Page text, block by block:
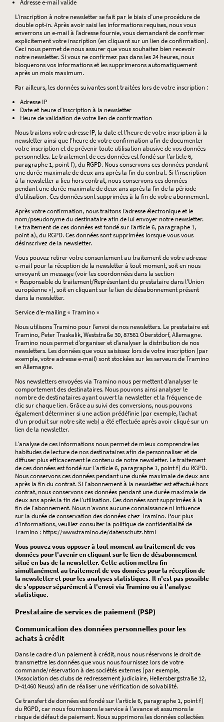
Adresse e-mail valide
L’inscription à notre newsletter se fait par le biais d’une procédure de
double opt-in. Après avoir saisi les informations requises, nous vous
enverrons un e-mail à l’adresse fournie, vous demandant de confirmer
explicitement votre inscription (en cliquant sur un lien de confirmation).
Ceci nous permet de nous assurer que vous souhaitez bien recevoir
notre newsletter. Si vous ne confirmez pas dans les 24 heures, nous
bloquerons vos informations et les supprimerons automatiquement
après un mois maximum.
Par ailleurs, les données suivantes sont traitées lors de votre inscription :
Adresse IP
Date et heure d’inscription à la newsletter
Heure de validation de votre lien de confirmation
Nous traitons votre adresse IP, la date et l’heure de votre inscription à la
newsletter ainsi que l’heure de votre confirmation afin de documenter
votre inscription et de prévenir toute utilisation abusive de vos données
personnelles. Le traitement de ces données est fondé sur l’article 6,
paragraphe 1, point f), du RGPD. Nous conservons ces données pendant
une durée maximale de deux ans après la fin du contrat. Si l’inscription
à la newsletter a lieu hors contrat, nous conservons ces données
pendant une durée maximale de deux ans après la fin de la période
d’utilisation. Ces données sont supprimées à la fin de votre abonnement.
Après votre confirmation, nous traitons l’adresse électronique et le
nom/pseudonyme du destinataire afin de lui envoyer notre newsletter.
Le traitement de ces données est fondé sur l’article 6, paragraphe 1,
point a), du RGPD. Ces données sont supprimées lorsque vous vous
désinscrivez de la newsletter.
Vous pouvez retirer votre consentement au traitement de votre adresse
e-mail pour la réception de la newsletter à tout moment, soit en nous
envoyant un message (voir les coordonnées dans la section
« Responsable du traitement/Représentant du prestataire dans l’Union
européenne »), soit en cliquant sur le lien de désabonnement présent
dans la newsletter.
Service d’e-mailing « Tramino »
Nous utilisons Tramino pour l’envoi de nos newsletters. Le prestataire est
Tramino, Peter Traskalik, Weststraße 30, 87561 Oberstdorf, Allemagne.
Tramino nous permet d’organiser et d’analyser la distribution de nos
newsletters. Les données que vous saisissez lors de votre inscription (par
exemple, votre adresse e-mail) sont stockées sur les serveurs de Tramino
en Allemagne.
Nos newsletters envoyées via Tramino nous permettent d’analyser le
comportement des destinataires. Nous pouvons ainsi analyser le
nombre de destinataires ayant ouvert la newsletter et la fréquence de
clic sur chaque lien. Grâce au suivi des conversions, nous pouvons
également déterminer si une action prédéfinie (par exemple, l’achat
d’un produit sur notre site web) a été effectuée après avoir cliqué sur un
lien de la newsletter.
L'analyse de ces informations nous permet de mieux comprendre les
habitudes de lecture de nos destinataires afin de personnaliser et de
diffuser plus efficacement le contenu de notre newsletter. Le traitement
de ces données est fondé sur l'article 6, paragraphe 1, point f) du RGPD.
Nous conservons ces données pendant une durée maximale de deux ans
après la fin du contrat. Si l'abonnement à la newsletter est effectué hors
contrat, nous conservons ces données pendant une durée maximale de
deux ans après la fin de l'utilisation. Ces données sont supprimées à la
fin de l'abonnement. Nous n'avons aucune connaissance ni influence
sur la durée de conservation des données chez Tramino. Pour plus
d'informations, veuillez consulter la politique de confidentialité de
Tramino : https://www.tramino.de/datenschutz.html
Vous pouvez vous opposer à tout moment au traitement de vos
données pour l'avenir en cliquant sur le lien de désabonnement
situé en bas de la newsletter. Cette action mettra fin
simultanément au traitement de vos données pour la réception de
la newsletter et pour les analyses statistiques. Il n'est pas possible
de s'opposer séparément à l'envoi via Tramino ou à l'analyse
statistique.
Prestataire de services de paiement (PSP)
Communication des données personnelles pour les
achats à crédit
Dans le cadre d'un paiement à crédit, nous nous réservons le droit de
transmettre les données que vous nous fournissez lors de votre
commande/réservation à des sociétés externes (par exemple,
l'Association des clubs de redressement judiciaire, Hellersbergstraße 12,
D-41460 Neuss) afin de réaliser une vérification de solvabilité.
Ce transfert de données est fondé sur l'article 6, paragraphe 1, point f)
du RGPD, car nous fournissons le service à l'avance et assumons le
risque de défaut de paiement. Nous supprimons les données collectées